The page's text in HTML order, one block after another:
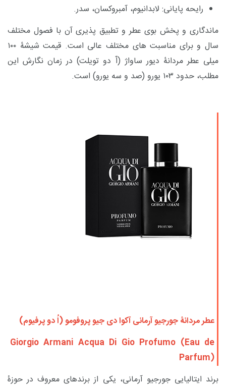
رایحه پایانی: لابدانیوم، آمبروکسان، سدر.
ماندگاری و پخش بوی عطر و تطبیق پذیری آن با فصول مختلف
سال و برای مناسبت های مختلف عالی است. قیمت شیشۀ ۱۰۰
میلی عطر مردانۀ دیور ساواژ (اّ دو تویلت) در زمان نگارش این
مطلب، حدود
عطر مردانۀجورجیو آرمانیآکوا دی جیو پروفومو (اُ دو پرفیوم)
Giorgio Armani Acqua Di Gio Profumo (Eau de
Parfum)
برند ایتالیایی جورجیو آرمانی، یکی از برندهای معروف در حوزۀ